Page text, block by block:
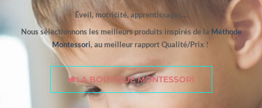
Éveil, motricité, apprentissages…
Nous sélectionnons les meilleurs produits inspirés de la Méthode
Montessori, au meilleur rapport Qualité/Prix !
LA BOUTIQUE MONTESSORI